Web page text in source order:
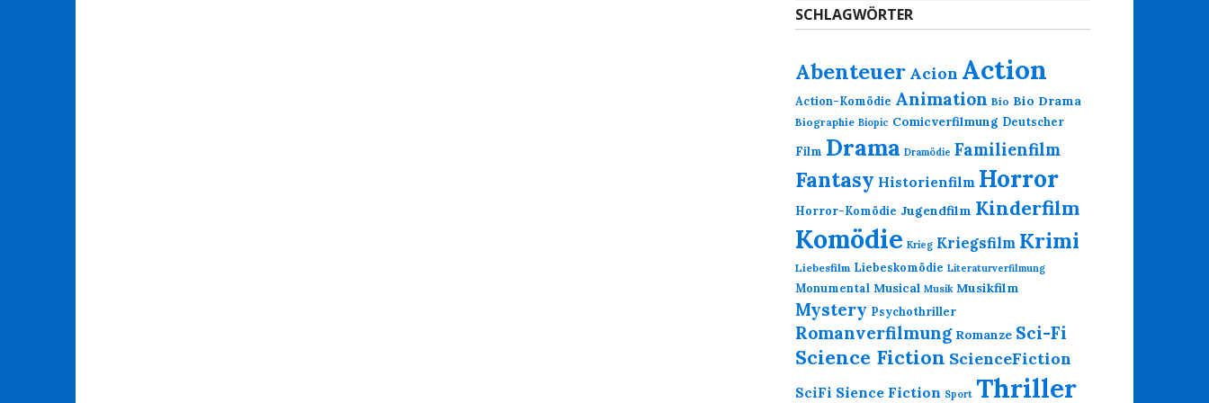
SCHLAGWÖRTER
Abenteuer Acion Action
Action-Komödie Animation Bio Bio Drama
Biographie Biopic Comicverfilmung Deutscher
Film Drama Dramödie Familienfilm
Fantasy Historienfilm Horror
Horror-Komödie Jugendfilm Kinderfilm
Komödie Krieg Kriegsfilm Krimi
Liebesfilm Liebeskomödie Literaturverfilmung
Monumental Musical Musik Musikfilm
Mystery Psychothriller
Romanverfilmung Romanze Sci-Fi
Science Fiction ScienceFiction
SciFi Sience Fiction Sport Thriller